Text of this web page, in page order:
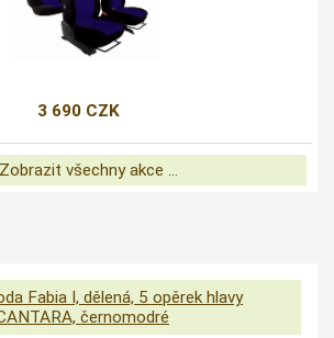
3 690 CZK
Zobrazit všechny akce ...
Fabia I, dělená, 5 opěrek hlavy
černomodré